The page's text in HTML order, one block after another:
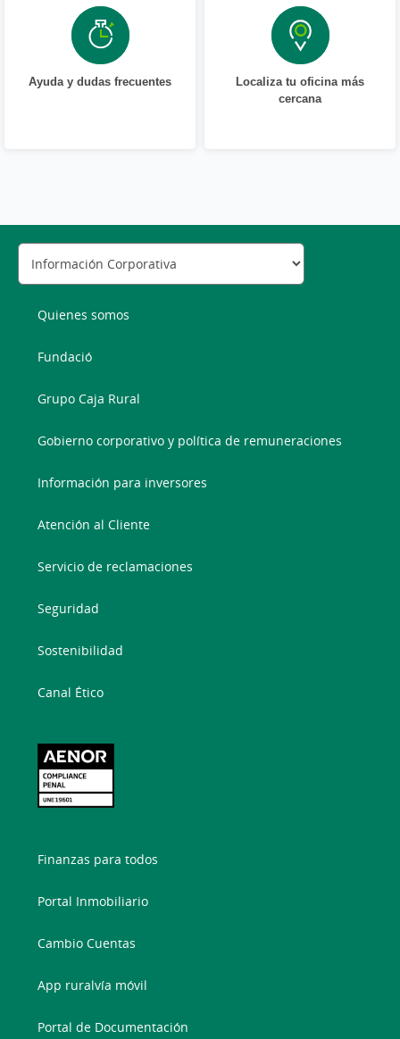
Ayuda y dudas frecuentes
Localiza tu oficina más
cercana
Quienes somos
Fundació
Grupo Caja Rural
Gobierno corporativo y política de remuneraciones
Información para inversores
Atención al Cliente
Servicio de reclamaciones
Seguridad
Sostenibilidad
Canal Ético
Finanzas para todos
Portal Inmobiliario
Cambio Cuentas
App ruralvía móvil
Portal de Documentación